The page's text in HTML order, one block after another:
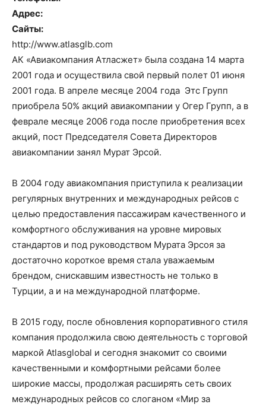
Адрес:
Сайты:
http://www.atlasglb.com
АК «Авиакомпания Атласжет» была создана 14 марта
2001 года и осуществила свой первый полет 01 июня
2001 года. В апреле месяце 2004 года Этс Групп
приобрела 50% акций авиакомпании у Огер Групп, а в
феврале месяце 2006 года после приобретения всех
акций, пост Председателя Совета Директоров
авиакомпании занял Мурат Эрсой.
В 2004 году авиакомпания приступила к реализации
регулярных внутренних и международных рейсов с
целью предоставления пассажирам качественного и
комфортного обслуживания на уровне мировых
стандартов и под руководством Мурата Эрсоя за
достаточно короткое время стала уважаемым
брендом, снискавшим известность не только в
Турции, а и на международной платформе.
В 2015 году, после обновления корпоративного стиля
компания продолжила свою деятельность с торговой
маркой Atlasglobal и сегодня знакомит со своими
качественными и комфортными рейсами более
широкие массы, продолжая расширять сеть своих
международных рейсов со слоганом «Мир за